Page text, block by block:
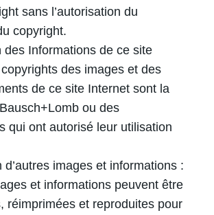
sans l’autorisation du
copyright.
des Informations de ce site
des images et des
de ce site Internet sont la
ou des
qui ont autorisé leur utilisation
d’autres images et informations :
et informations peuvent être
réimprimées et reproduites pour